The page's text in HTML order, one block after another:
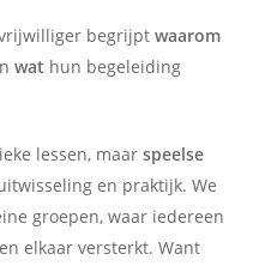
begrijpt waarom
wat hun begeleiding
lessen, maar speelse
en praktijk. We
groepen, waar iedereen
elkaar versterkt. Want